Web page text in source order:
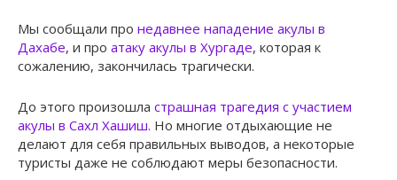
Мы сообщали про недавнее нападение акулы в
Дахабе, и про атаку акулы в Хургаде, которая к
сожалению, закончилась трагически.
До этого произошла страшная трагедия с участием
акулы в Сахл Хашиш. Но многие отдыхающие не
делают для себя правильных выводов, а некоторые
туристы даже не соблюдают меры безопасности.